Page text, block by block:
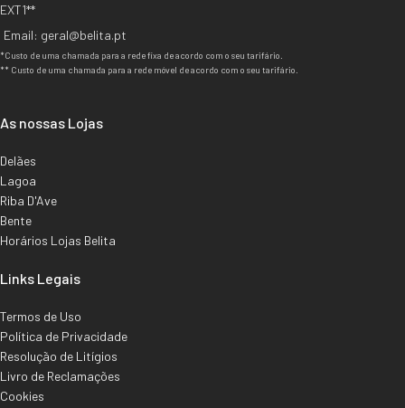
EXT1**
Email: geral@belita.pt
*Custo de uma chamada para a rede fixa de acordo com o seu tarifário.
** Custo de uma chamada para a rede móvel de acordo com o seu tarifário.
As nossas Lojas
Delães
Lagoa
Riba D'Ave
Bente
Horários Lojas Belita
Links Legais
Termos de Uso
Política de Privacidade
Resolução de Litígios
Livro de Reclamações
Cookies